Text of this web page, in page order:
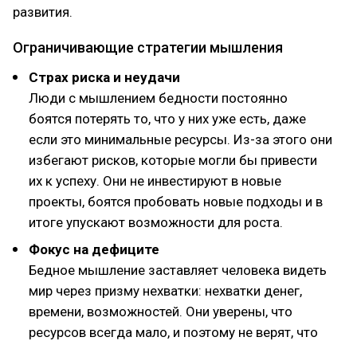
развития.
Ограничивающие стратегии мышления
Страх риска и неудачи
Люди с мышлением бедности постоянно
боятся потерять то, что у них уже есть, даже
если это минимальные ресурсы. Из-за этого они
избегают рисков, которые могли бы привести
их к успеху. Они не инвестируют в новые
проекты, боятся пробовать новые подходы и в
итоге упускают возможности для роста.
Фокус на дефиците
Бедное мышление заставляет человека видеть
мир через призму нехватки: нехватки денег,
времени, возможностей. Они уверены, что
ресурсов всегда мало, и поэтому не верят, что